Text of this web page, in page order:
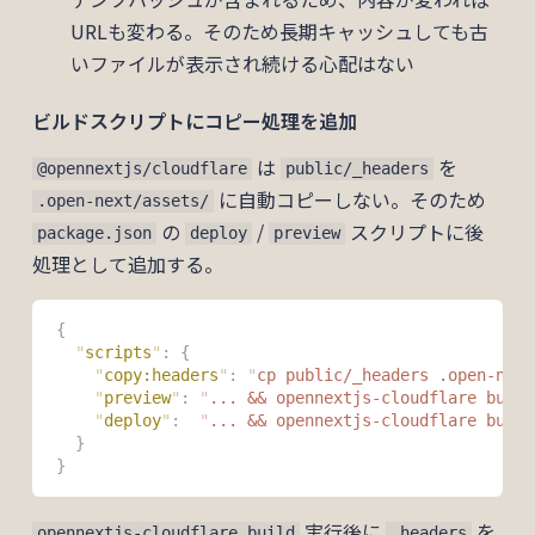
URLも変わる。そのため長期キャッシュしても古
いファイルが表示され続ける心配はない
ビルドスクリプトにコピー処理を追加
@opennextjs/cloudflare は public/_headers を
.open-next/assets/ に自動コピーしない。そのため
package.json の deploy / preview スクリプトに後
処理として追加する。
{
  "
scripts" :
{
    "
copy:headers" : "cp public/_headers .open-
    "
preview" : " ... && opennextjs-cloudflare
    "
deploy" :
  "
... && opennextjs-cloudflare
  }
}